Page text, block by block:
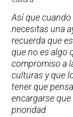
Así que
necesitas una
recuerda que
que no es algo
compromiso a
culturas y que
tener que
encargarse
prioridad.